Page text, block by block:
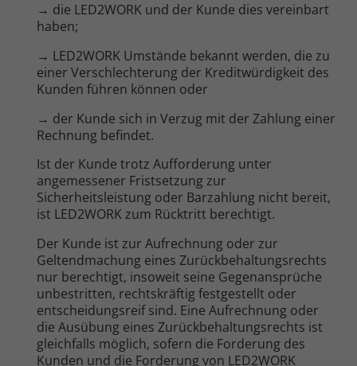
→ die LED2WORK und der Kunde dies vereinbart
haben;
→ LED2WORK Umstände bekannt werden, die zu
einer Verschlechterung der Kreditwürdigkeit des
Kunden führen können oder
→ der Kunde sich in Verzug mit der Zahlung einer
Rechnung befindet.
Ist der Kunde trotz Aufforderung unter
angemessener Fristsetzung zur
Sicherheitsleistung oder Barzahlung nicht bereit,
ist LED2WORK zum Rücktritt berechtigt.
Der Kunde ist zur Aufrechnung oder zur
Geltendmachung eines Zurückbehaltungsrechts
nur berechtigt, insoweit seine Gegenansprüche
unbestritten, rechtskräftig festgestellt oder
entscheidungsreif sind. Eine Aufrechnung oder
die Ausübung eines Zurückbehaltungsrechts ist
gleichfalls möglich, sofern die Forderung des
Kunden und die Forderung von LED2WORK